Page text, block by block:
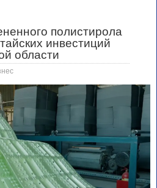
полистирола
инвестиций
области